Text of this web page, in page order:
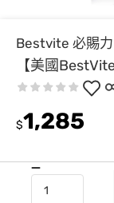
Bestvite 必賜力
【美國
$1,285